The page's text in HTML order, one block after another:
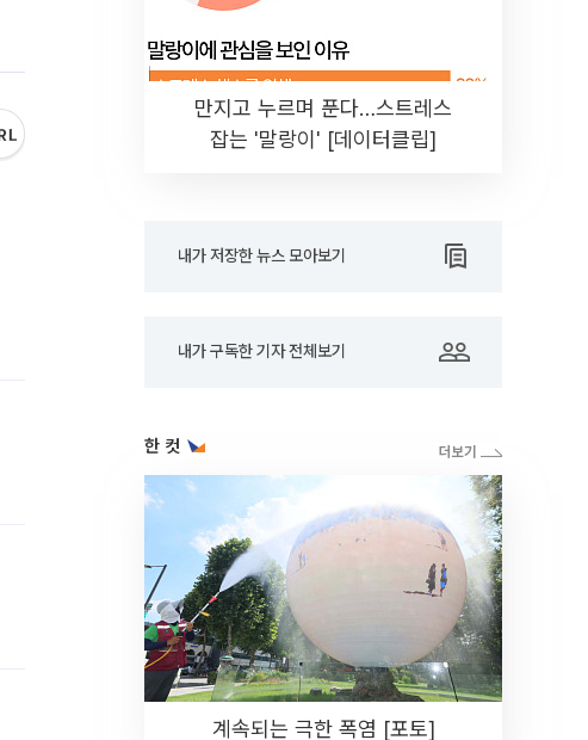
만지고 누르며 푼다…스트레스
잡는 '말랑이' [데이터클립]
내가 저장한 뉴스 모아보기
내가 구독한 기자 전체보기
한 컷
계속되는 극한 폭염 [포토]